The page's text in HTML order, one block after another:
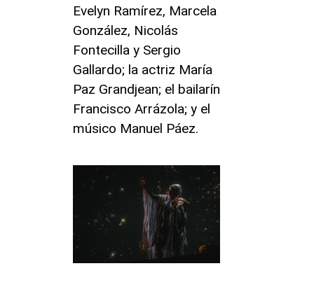
Evelyn Ramírez, Marcela
González, Nicolás
Fontecilla y Sergio
Gallardo; la actriz María
Paz Grandjean; el bailarín
Francisco Arrázola; y el
músico Manuel Páez.